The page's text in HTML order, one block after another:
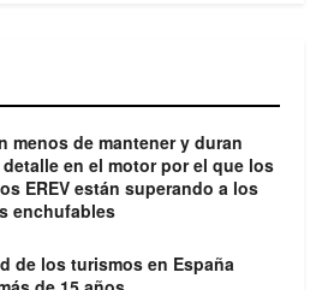
menos de mantener y duran
en el motor por el que los
EREV están superando a los
enchufables
de los turismos en España